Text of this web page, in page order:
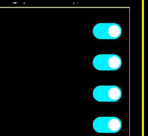
Todos esses cookies
todos os detalhes sobre o uso
ajustar as suas preferências